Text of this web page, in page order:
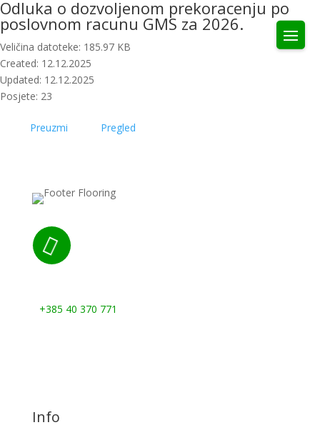
Odluka o dozvoljenom prekoracenju po
poslovnom racunu GMS za 2026.
Veličina datoteke: 185.97 KB
Created: 12.12.2025
Updated: 12.12.2025
Posjete: 23
Preuzmi Pregled

+385 40 370 771
Info